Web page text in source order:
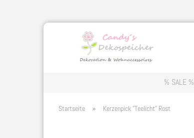
% SALE %
Startseite » Kerzenpick "Teelicht" Rost